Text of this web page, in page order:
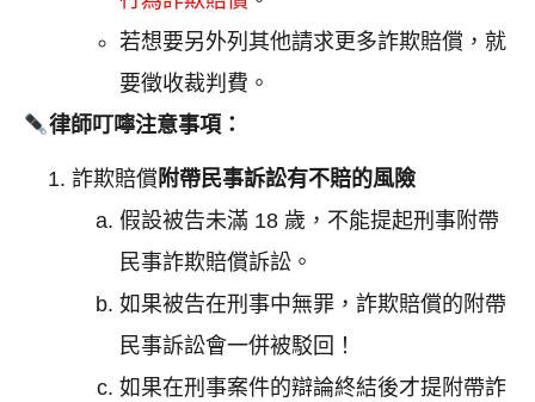
若想要另外列其他請求更多詐欺賠償，就
要徵收裁判費。
律師叮嚀注意事項：
詐欺賠償 附帶民事訴訟有不賠的風險
假設被告未滿 18 歲，不能提起刑事附帶
民事詐欺賠償訴訟。
如果被告在刑事中無罪，詐欺賠償的附帶
民事訴訟會一併被駁回！
如果在刑事案件的辯論終結後才提附帶詐